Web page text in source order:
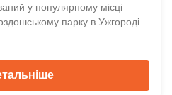
у популярному місці
парку в Ужгороді.